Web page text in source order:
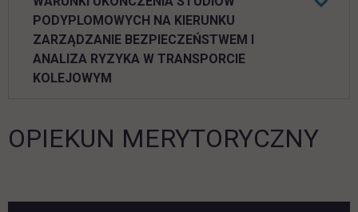
PODYPLOMOWYCH NA KIERUNKU
ZARZĄDZANIE BEZPIECZEŃSTWEM I
ANALIZA RYZYKA W TRANSPORCIE
KOLEJOWYM
OPIEKUN MERYTORYCZNY